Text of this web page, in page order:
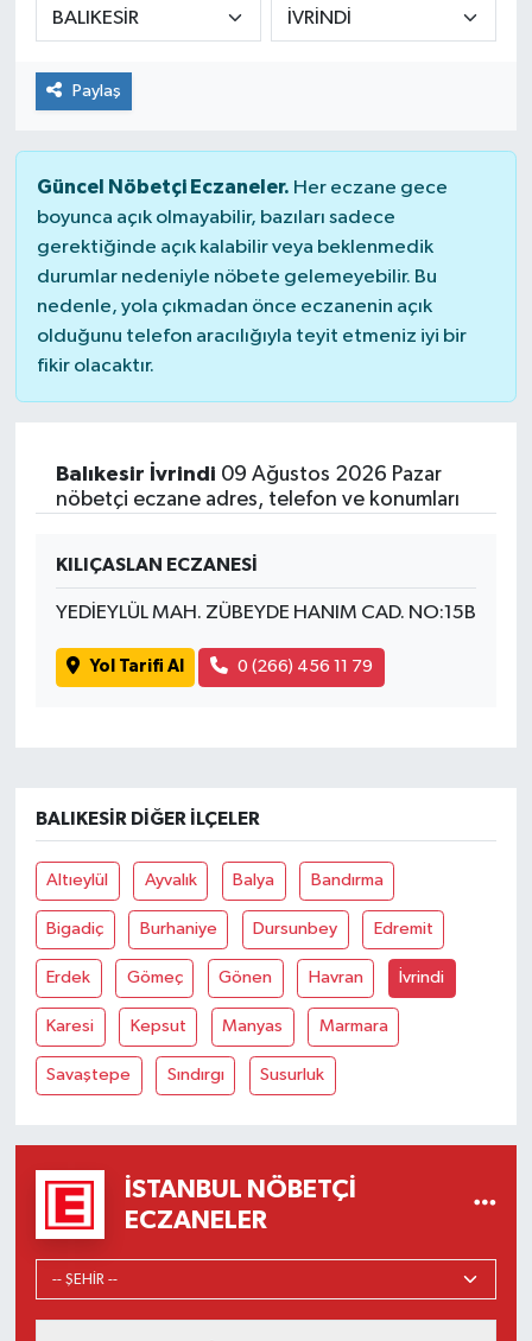
Paylaş
Güncel Nöbetçi Eczaneler. Her eczane gece
boyunca açık olmayabilir, bazıları sadece
gerektiğinde açık kalabilir veya beklenmedik
durumlar nedeniyle nöbete gelemeyebilir. Bu
nedenle, yola çıkmadan önce eczanenin açık
olduğunu telefon aracılığıyla teyit etmeniz iyi bir
fikir olacaktır.
Balıkesir İvrindi 09 Ağustos 2026 Pazar
nöbetçi eczane adres, telefon ve konumları
KILIÇASLAN ECZANESİ
YEDİEYLÜL MAH. ZÜBEYDE HANIM CAD. NO:15B
Yol Tarifi Al 0 (266) 456 11 79
BALIKESIR DIĞER İLÇELER
Altıeylül Ayvalık Balya Bandırma
Bigadiç Burhaniye Dursunbey Edremit
Erdek Gömeç Gönen Havran İvrindi
Karesi Kepsut Manyas Marmara
Savaştepe Sındırgı Susurluk
İSTANBUL NÖBETÇI
ECZANELER